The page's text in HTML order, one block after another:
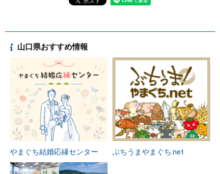
山口県おすすめ情報
やまぐち結婚応縁センター ぶちうまやまぐち.net